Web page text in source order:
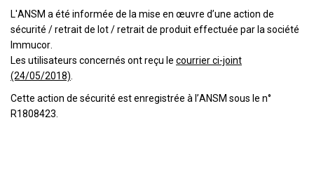
L'ANSM a été informée de la mise en œuvre d’une action de
sécurité / retrait de lot / retrait de produit effectuée par la société
Immucor.
Les utilisateurs concernés ont reçu le courrier ci-joint
(24/05/2018)
Cette action de sécurité est enregistrée à l’ANSM sous le n°
R1808423.